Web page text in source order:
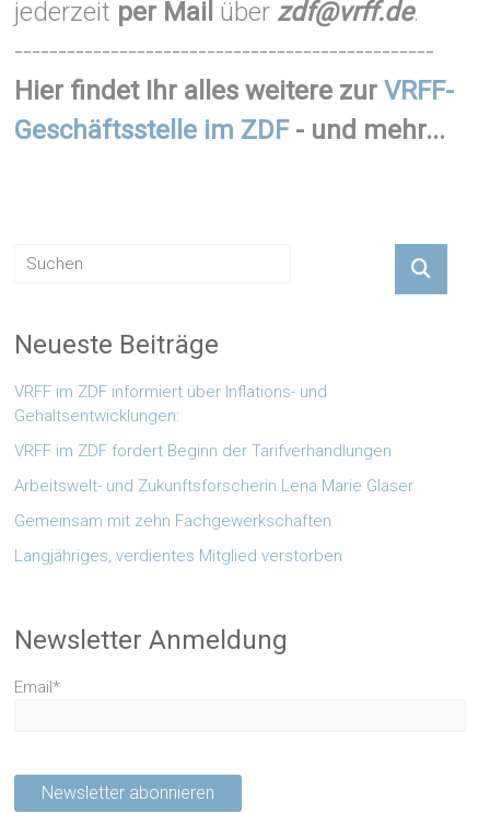
jederzeit per Mail über zdf@vrff.de.
------------------------------------------------
Hier findet Ihr alles weitere zurVRFF-
Geschäftsstelle im ZDF- und mehr...
Neueste Beiträge
VRFF im ZDF informiert über Inflations- und
Gehaltsentwicklungen:
VRFF im ZDF fordert Beginn der Tarifverhandlungen
Arbeitswelt- und Zukunftsforscherin Lena Marie Glaser
Gemeinsam mit zehn Fachgewerkschaften
Langjähriges, verdientes Mitglied verstorben
Newsletter Anmeldung
Email*